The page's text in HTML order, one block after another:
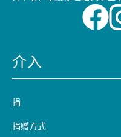
介入
捐
捐赠方式